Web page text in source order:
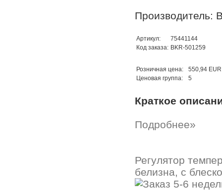
Производитель:
Артикул:
75441144
Код заказа: BKR-501259
Розничная цена:
550,94 EUR
Ценовая группа:
5
Краткое
Подробнее»
Регулятор
белизна, с